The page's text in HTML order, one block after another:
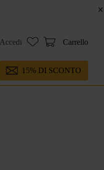
Accedi Carrello
15% DI SCONTO